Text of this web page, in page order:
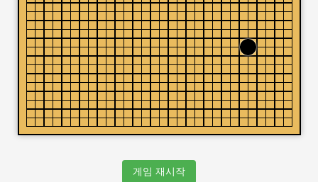
게임 재시작